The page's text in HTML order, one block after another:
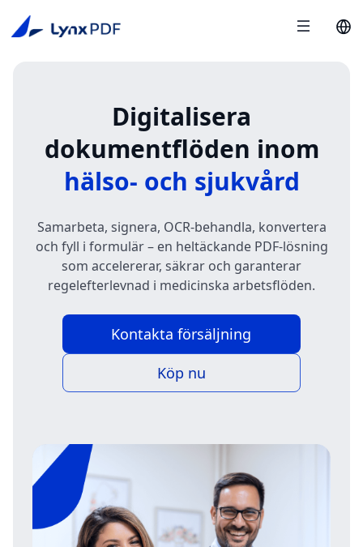
Digitalisera
dokumentflöden inom
hälso- och sjukvård
Samarbeta, signera, OCR-behandla, konvertera
och fyll i formulär – en heltäckande PDF-lösning
som accelererar, säkrar och garanterar
regelefterlevnad i medicinska arbetsflöden.
Kontakta försäljning
Köp nu